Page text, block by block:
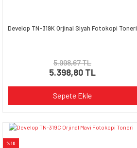
Develop TN-319K Orjinal Siyah Fotokopi Toneri
5.998,67 TL
5.398,80 TL
Sepete Ekle
%10